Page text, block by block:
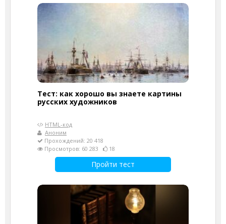
Тест: как хорошо вы знаете картины
русских художников
HTML-код
Аноним
Прохождений: 20 418
Просмотров: 60 283
18
Пройти тест